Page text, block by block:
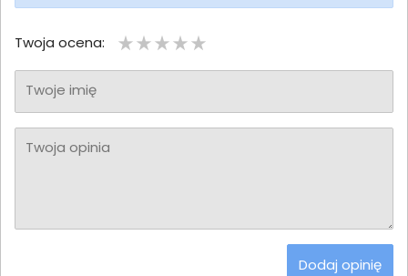
Twoja ocena:
Twoje imię
Twoja opinia
Dodaj opinię